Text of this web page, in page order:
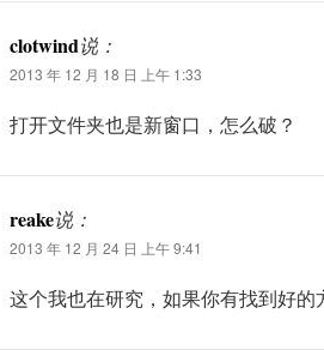
clotwind说：
2013 年 12 月 18 日 上午 1:33
打开文件夹也是新窗口，怎么破？
reake说：
2013 年 12 月 24 日 上午 9:41
这个我也在研究，如果你有找到好